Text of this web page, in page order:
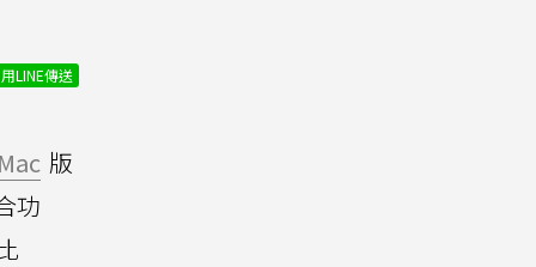
用LINE傳送
版
功